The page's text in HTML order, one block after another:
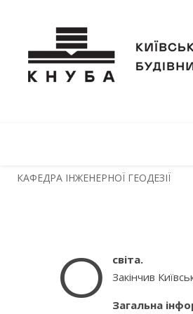
КАФЕДРА ІНЖЕНЕРНОЇ ГЕОДЕЗІЇ
О
світа.
Закінчив
Загальна